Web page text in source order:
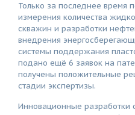
Только за последнее время
измерения количества
скважин и разработки
внедрения
системы поддержания
подано ещё 6 заявок на
получены положительные
стадии экспертизы.
Инновационные разработки